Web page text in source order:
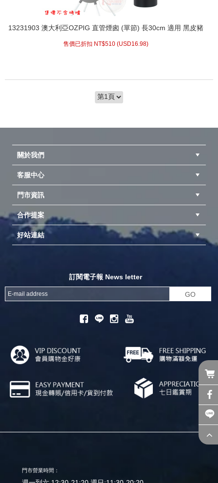
13231903 澳大利亞OZPIG 直管煙囪 (單節) 長30cm 適用 黑皮豬
售價已折扣 NT$510 (USD16.98)
關於我們
客服中心
門市資訊
合作提案
異業合作
專案採購
成為供應商
好站連結
訂閱電子報 News letter
GO
門市營業時間：